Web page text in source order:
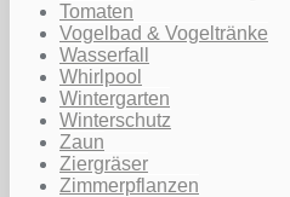
Tomaten
Vogelbad & Vogeltränke
Wasserfall
Whirlpool
Wintergarten
Winterschutz
Zaun
Ziergräser
Zimmerpflanzen